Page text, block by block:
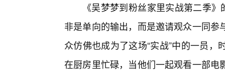
《吴梦梦到粉丝家里实战第二季
非是单向的输出，而是邀请观众一同
众仿佛也成为了这场“实战”中的一员
在厨房里忙碌，当他们一起观看一部